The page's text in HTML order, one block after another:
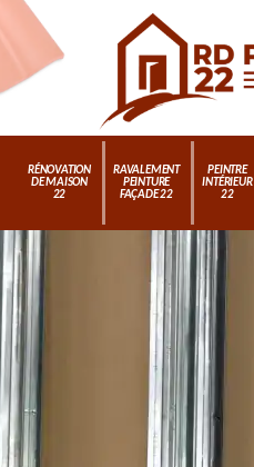
RÉNOVATION
DE MAISON
22
RAVALEMENT
PEINTURE
FAÇADE 22
PEINTRE
INTÉRIEUR
22